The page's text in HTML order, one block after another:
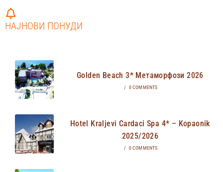
НАЈНОВИ ПОНУДИ
Golden Beach 3* Метаморфози 2026
/ 0 COMMENTS
Hotel Kraljevi Cardaci Spa 4* – Kopaonik
2025/2026
/ 0 COMMENTS